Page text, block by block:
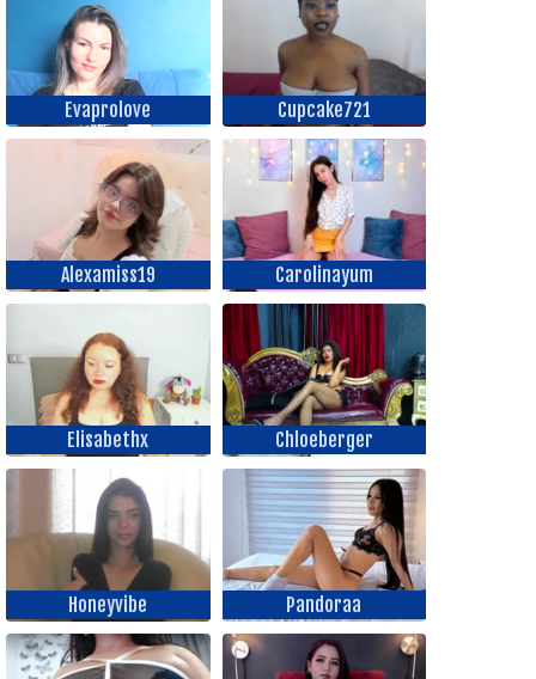
Evaprolove Cupcake721
Alexamiss19 Carolinayum
Elisabethx Chloeberger
Honeyvibe Pandoraa